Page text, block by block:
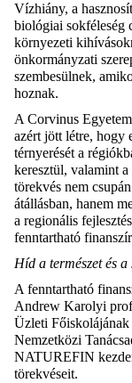
Vízhiány, a
biológiai sokféleség
környezeti
önkormányzati
szembesülnek,
hoznak.
A Corvinus
azért jött létre, hogy
térnyerését a
keresztül, valamint
törekvés nem
átállásban, hanem
a regionális
fenntartható
Híd a természet és a
A fenntartható
Andrew Karolyi
Üzleti Főiskol
Nemzetközi
NATUREFIN
törekvéseit.